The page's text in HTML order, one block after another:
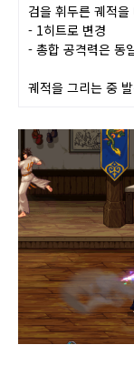
검을 휘두른 궤적
- 1히트로 변경
- 총합 공격력은 동
궤적을 그리는 중